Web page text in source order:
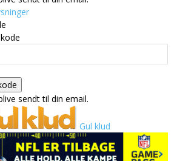
sendt til din email.
Gul klud